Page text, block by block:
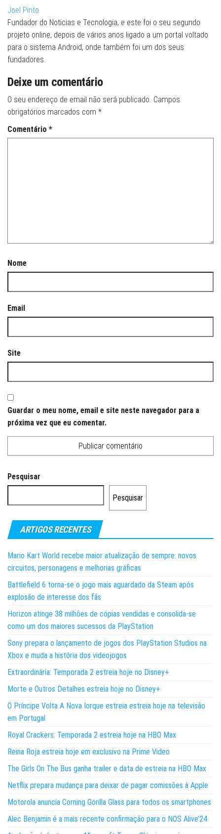
Joel Pinto
Fundador do Noticias e Tecnologia, e este foi o seu segundo
projeto online, depois de vários anos ligado a um portal voltado
para o sistema Android, onde também foi um dos seus
fundadores.
Deixe um comentário
O seu endereço de email não será publicado. Campos
obrigatórios marcados com *
Comentário *
Nome
Email
Site
Guardar o meu nome, email e site neste navegador para a
próxima vez que eu comentar.
Pesquisar
Pesquisar
ARTIGOS RECENTES
Mario Kart World recebe maior atualização de sempre: novos
circuitos, personagens e melhorias gráficas
Battlefield 6 torna-se o jogo mais aguardado da Steam após
explosão de interesse dos fãs
Horizon atinge 38 milhões de cópias vendidas e consolida-se
como um dos maiores sucessos da PlayStation
Sony prepara o lançamento de jogos dos PlayStation Studios na
Xbox e muda a história dos videojogos
Extraordinária: Temporada 2 estreia hoje no Disney+
Morte e Outros Detalhes estreia hoje no Disney+
O Príncipe Volta A Nova Iorque estreia estreia hoje na televisão
em Portugal
Royal Crackers: Temporada 2 estreia hoje na HBO Max
Reina Roja estreia hoje em exclusivo na Prime Video
The Girls On The Bus ganha trailer e data de estreia na HBO Max
Netflix prepara mudança para deixar de pagar comissões à Apple
Motorola anuncia Corning Gorilla Glass para todos os smartphones
Alec Benjamin é a mais recente confirmação para o NOS Alive’24